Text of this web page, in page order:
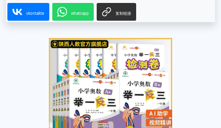
vkontakte whatsapp 复制链接